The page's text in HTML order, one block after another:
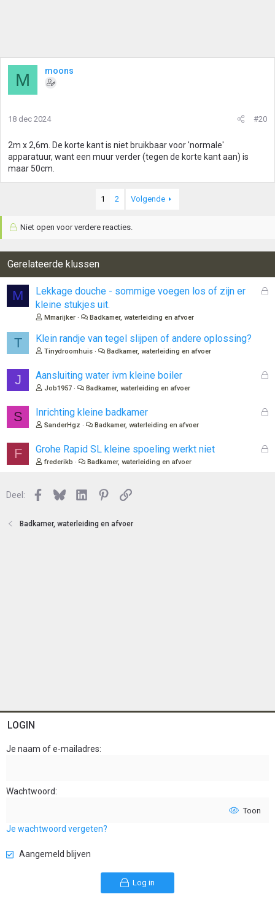
M moons
18 dec 2024 #20
2m x 2,6m. De korte kant is niet bruikbaar voor 'normale'
apparatuur, want een muur verder (tegen de korte kant aan) is
maar 50cm.
1 2 Volgende
Niet open voor verdere reacties.
Gerelateerde klussen
M
G
Lekkage douche - sommige voegen los of zijn er
kleine stukjes uit.
Mmarijker Badkamer, waterleiding en afvoer
T Klein randje van tegel slijpen of andere oplossing?
Tinydroomhuis Badkamer, waterleiding en afvoer
J
G
n
Aansluiting water ivm kleine boiler
Job1957 Badkamer, waterleiding en afvoer
S
G
Inrichting kleine badkamer
SanderHgz Badkamer, waterleiding en afvoer
F
G
Grohe Rapid SL kleine spoeling werkt niet
frederikb Badkamer, waterleiding en afvoer
Deel: Facebook
BlueskyLinkedInPinterest
Link
Badkamer, waterleiding en afvoer
LOGIN
Je naam of e-mailadres
Wachtwoord
Toon
Je wachtwoord vergeten?
Aangemeld blijven
Log in